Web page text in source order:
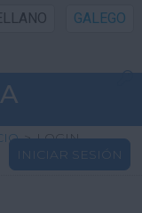
GALEGO
> LOGIN
INICIAR SESIÓN